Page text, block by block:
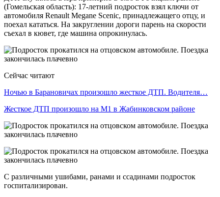
(Гомельская область): 17-летний подросток взял ключи от
автомобиля Renault Megane Scenic, принадлежащего отцу, и
поехал кататься. На закруглении дороги парень на скорости
съехал в кювет, где машина опрокинулась.
Сейчас читают
Ночью в Барановичах произошло жесткое ДТП. Водителя…
Жесткое ДТП произошло на М1 в Жабинковском районе
С различными ушибами, ранами и ссадинами подросток
госпитализирован.